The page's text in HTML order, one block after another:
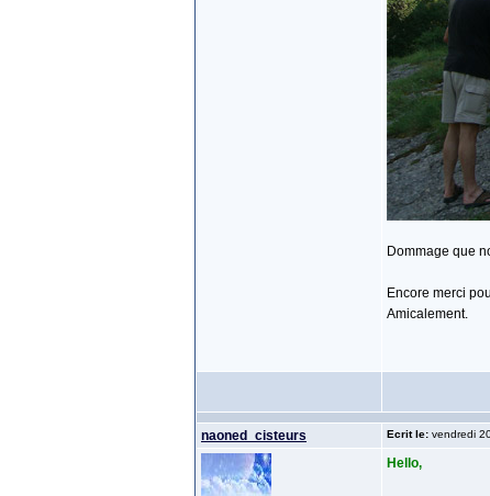
Dommage que
Encore merci
Amicalement.
naoned_cisteurs Ecrit le: vendredi
Hello,